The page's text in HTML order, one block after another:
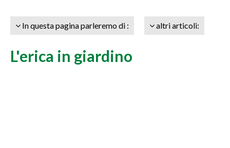
In questa pagina parleremo di : altri articoli:
L'erica in giardino